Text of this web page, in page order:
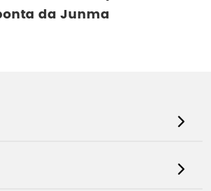
da Junma

